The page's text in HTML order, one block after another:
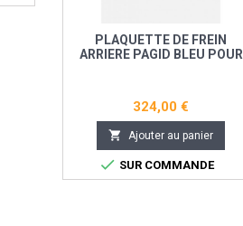
PLAQUETTE DE FREIN
ARRIERE PAGID BLEU POUR
324,00 €
 Ajouter au panier
 SUR COMMANDE